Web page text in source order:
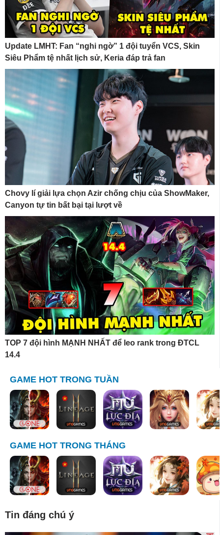
Update LMHT: Fan “nghi ngờ” 1 đội tuyển VCS, Skin
Siêu Phẩm tệ nhất lịch sử, Keria đáp trả fan
Chovy lí giải lựa chọn Azir chống chịu của ShowMaker,
Canyon tự tin bất bại tại lượt về
TOP 7 đội hình MẠNH NHẤT để leo rank trong ĐTCL
14.4
GAME HOT TRONG TUẦN
GAME HOT TRONG THÁNG
Tin đáng chú ý